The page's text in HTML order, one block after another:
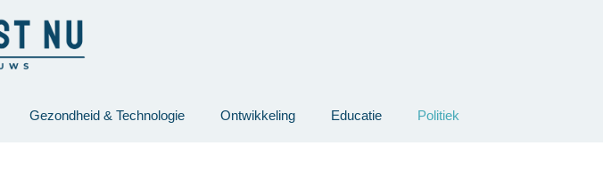
Gezondheid & Technologie Ontwikkeling Educatie Politiek